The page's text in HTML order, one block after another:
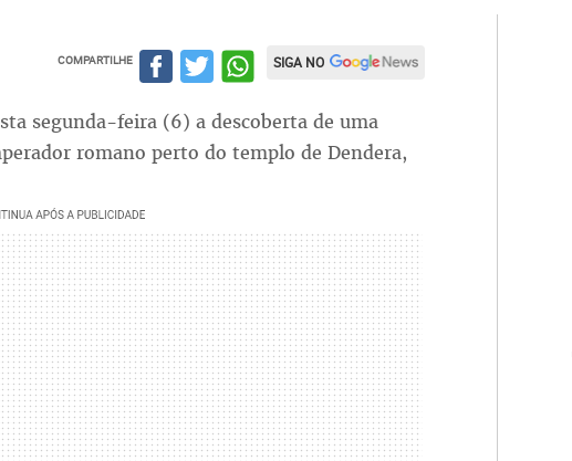
COMPARTILHE SIGA NO
segunda-feira (6) a descoberta de uma
romano perto do templo de Dendera,